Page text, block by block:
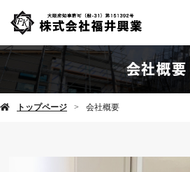
会社概要
トップページ 会社概要